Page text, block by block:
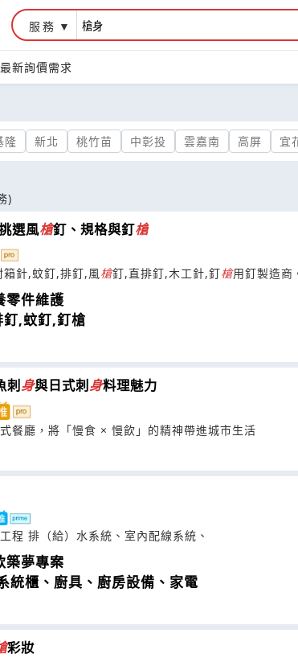
服務
最新詢價需求
隆 新北 桃竹苗 中彰投 雲嘉南 高屏 宜
)
選風槍釘、規格與釘槍
箱針,蚊釘,排釘,風槍釘,直排釘,木工針,釘槍用釘製造商
零件維護
,蚊釘,釘槍
刺 身與日式刺 身料理魅力
餐廳，將「慢食 × 慢飲」的精神帶進城市生活
程 排（給）水系統、室內配線系統、
築夢專案
統櫃、廚具、廚房設備、家電
彩妝